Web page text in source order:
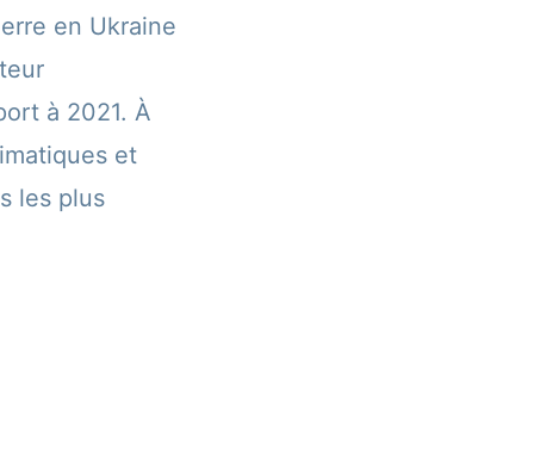
en Ukraine
à 2021. À
et
les plus